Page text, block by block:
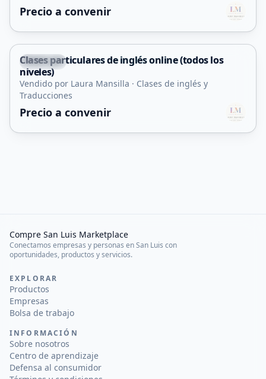
Precio a convenir
Capital
Servicio
Clases particulares de inglés online (todos los
niveles)
Vendido por Laura Mansilla · Clases de inglés y
Traducciones
Precio a convenir
Compre San Luis Marketplace
Conectamos empresas y personas en San Luis con
oportunidades, productos y servicios.
EXPLORAR
Productos
Empresas
Bolsa de trabajo
INFORMACIÓN
Sobre nosotros
Centro de aprendizaje
Defensa al consumidor